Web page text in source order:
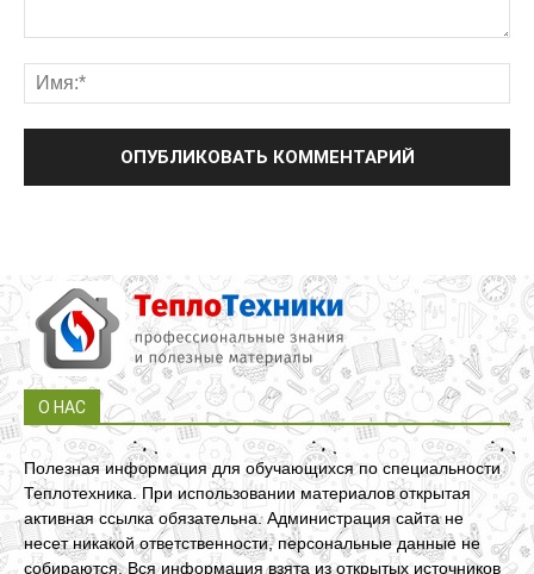
О НАС
Полезная информация для обучающихся по специальности
Теплотехника. При использовании материалов открытая
активная ссылка обязательна. Администрация сайта не
несет никакой ответственности, персональные данные не
собираются. Вся информация взята из открытых источников